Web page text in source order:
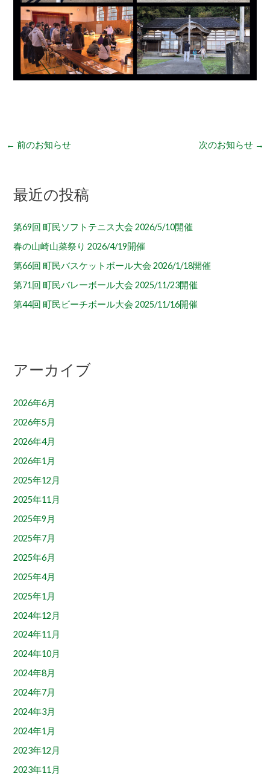
← 前のお知らせ 次のお知らせ →
最近の投稿
第69回 町民ソフトテニス大会 2026/5/10開催
春の山崎山菜祭り 2026/4/19開催
第66回 町民バスケットボール大会 2026/1/18開催
第71回 町民バレーボール大会 2025/11/23開催
第44回 町民ビーチボール大会 2025/11/16開催
アーカイブ
2026年6月
2026年5月
2026年4月
2026年1月
2025年12月
2025年11月
2025年9月
2025年7月
2025年6月
2025年4月
2025年1月
2024年12月
2024年11月
2024年10月
2024年8月
2024年7月
2024年3月
2024年1月
2023年12月
2023年11月